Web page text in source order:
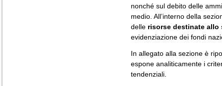
nonché sul debito delle
medio. All’interno della
delle risorse destinate
evidenziazione dei fondi
In allegato alla sezione è
espone analiticamente i
tendenziali.